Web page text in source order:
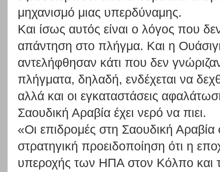
μηχανισμό μιας υπερδύναμης.
Και ίσως αυτός είναι ο λόγος που
απάντηση στο πλήγμα. Και η
αντελήφθησαν κάτι που δεν
πλήγματα, δηλαδή, ενδέχεται να
αλλά και οι εγκαταστάσεις
Σαουδική Αραβία έχει νερό να πιει.
«Οι επιδρομές στη Σαουδική
στρατηγική προειδοποίηση ότι η
υπεροχής των ΗΠΑ στον Κόλπο και